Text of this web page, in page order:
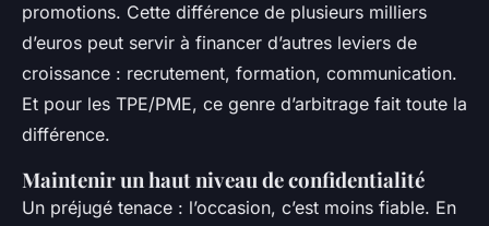
promotions. Cette différence de plusieurs milliers
d’euros peut servir à financer d’autres leviers de
croissance : recrutement, formation, communication.
Et pour les TPE/PME, ce genre d’arbitrage fait toute la
différence.
Maintenir un haut niveau de confidentialité
Un préjugé tenace : l’occasion, c’est moins fiable. En